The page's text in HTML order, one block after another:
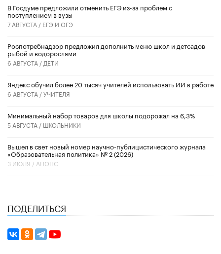
В Госдуме предложили отменить ЕГЭ из-за проблем с
поступлением в вузы
7 АВГУСТА / ЕГЭ И ОГЭ
Роспотребнадзор предложил дополнить меню школ и детсадов
рыбой и водорослями
6 АВГУСТА / ДЕТИ
​Яндекс обучил более 20 тысяч учителей использовать ИИ в работе
6 АВГУСТА /УЧИТЕЛЯ
Минимальный набор товаров для школы подорожал на 6,3%
5 АВГУСТА / ШКОЛЬНИКИ
Вышел в свет новый номер научно-публицистического журнала
«Образовательная политика» № 2 (2026)
3 ИЮЛЯ / АНОНС
ПОДЕЛИТЬСЯ